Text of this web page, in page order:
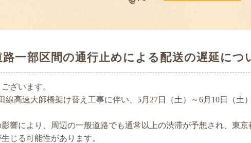
路一部区間の通行止めによる配送の遅延につ
ざいます。
線高速大師橋架け替え工事に伴い、5月27日（土）～6月10日（
響により、周辺の一般道路でも通常以上の渋滞が予想され、東
じる可能性があります。